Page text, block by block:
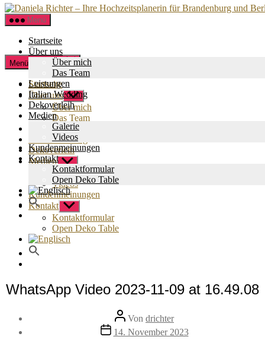
Zum
Inhalt
springen
Menü
Startseite
Über uns
Über mich
Das Team
Leistungen
Italian Wedding
Dekoverleih
Medien
Galerie
Videos
Kundenmeinungen
Kontakt
Kontaktformular
Open Deko Table
Menü schließen
Startseite
Über uns Untermenü
anzeigen
Über mich
Das Team
Leistungen
Italian Wedding
Dekoverleih
Medien Untermenü
anzeigen
Galerie
Videos
Kundenmeinungen
Kontakt Untermenü
anzeigen
Kontaktformular
Open Deko Table
WhatsApp Video 2023-11-09 at 16.49.08
Beitragsautor
Von drichter
Veröffentlichungsdatum
14. November 2023